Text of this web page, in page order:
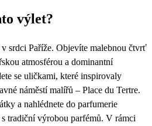
výlet?
srdci Paříže. Objevíte malebnou čtvrť
atmosférou a dominantní
se uličkami, které inspirovaly
náměstí malířů – Place du Tertre.
a nahlédnete do parfumerie
s tradiční výrobou parfémů. V rámci